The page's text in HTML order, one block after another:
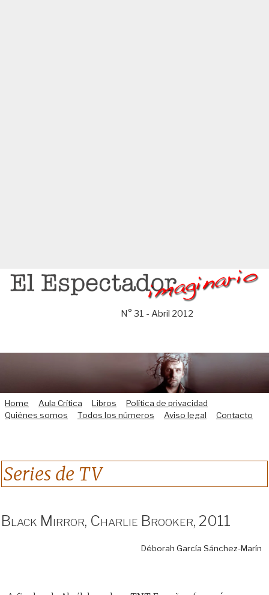
Saltar
N° 31 - Abril 2012
Home Aula Crítica Libros
Política de privacidad
Quiénes somos
Todos los números Aviso legal Contacto
Series de TV
Black Mirror, Charlie Brooker, 2011
Déborah García Sánchez-Marín